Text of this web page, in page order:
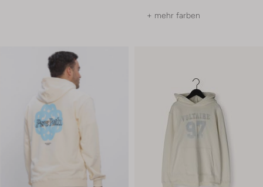
+ mehr farben